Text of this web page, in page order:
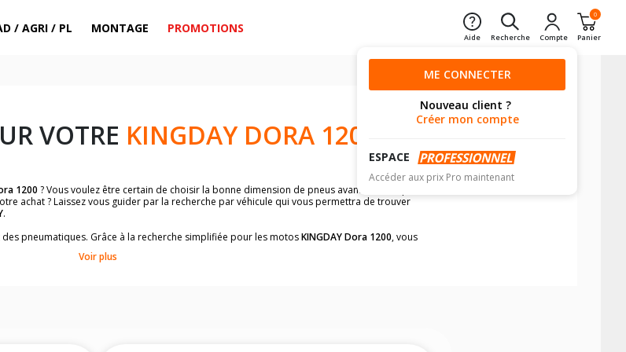
/ AGRI / PL MONTAGE PROMOTIONS
Aide Recherche Compte
0
Panier
ME CONNECTER
Nouveau client ?
Créer mon compte
ESPACE
Accéder aux prix Pro maintenant
VOTRE KINGDAY DORA 1200
1200 ? Vous voulez être certain de choisir la bonne dimension de pneus avant moto et pneus
achat ? Laissez vous guider par la recherche par véhicule qui vous permettra de trouver
.
pneumatiques. Grâce à la recherche simplifiée pour les motosKINGDAY Dora 1200, vous
pneus ? Ces informations sont indiquées sur le flanc des pneumatiques, dans le carnet de bord de
Voir plus